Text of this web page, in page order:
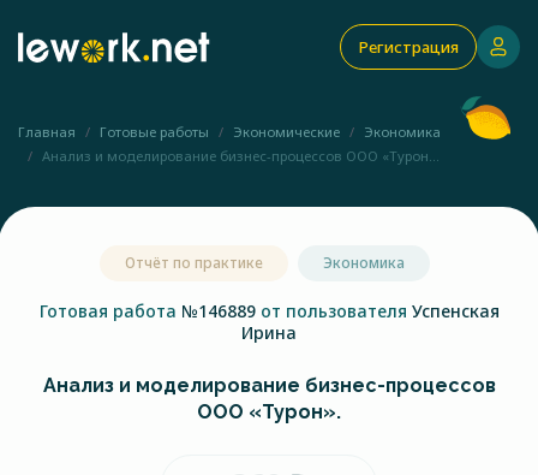
Регистрация
Главная Готовые работы Экономические
Экономика
Анализ и моделирование бизнес-процессов ООО «Турон...
Отчёт по практике Экономика
Готовая работа №146889 от пользователя Успенская
Ирина
Анализ и моделирование бизнес-процессов
ООО «Турон».